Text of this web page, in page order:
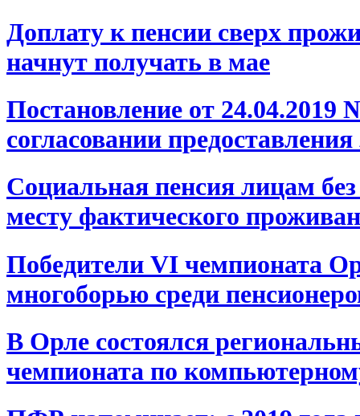
Доплату к пенсии сверх
начнут получать в мае
Постановление от
согласовании
Социальная пенсия лицам
месту фактического
Победители VI чемпионата
многоборью среди
В Орле состоялся
чемпионата по